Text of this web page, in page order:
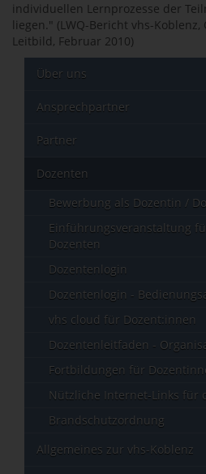
individuellen Lernprozesse der
liegen." (LWQ-Bericht vhs-
Leitbild, Februar 2010)
Über uns
Ansprechpartner
Partner
Dozenten
Bewerbung als Dozentin /
Einführungsveranstaltung
Dozenten
Dozentenlogin
Dozentenlogin -
vhs cloud für Dozent:innen
Dozentenleitfaden -
Fortbildungen für
Nützliche Internet-Links für
Brandschutzordnung
Allgemeines zur vhs-Koblenz